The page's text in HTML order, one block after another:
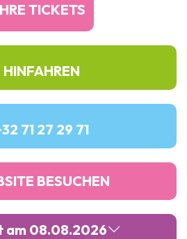
TICKETS
HINFAHREN
71 27 29 71
BESUCHEN
am 08.08.2026